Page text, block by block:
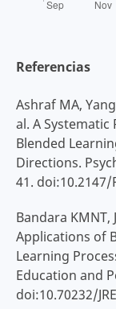
Referencias
Ashraf MA,
al. A Systematic
Blended
Directions.
41. doi:10.2147/
Bandara KMNT,
Applications of
Learning
Education and
doi:10.70232/